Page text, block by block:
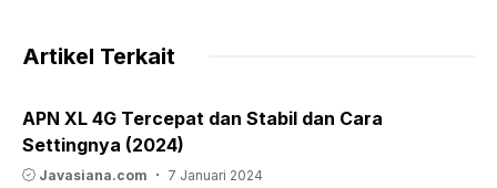
Artikel Terkait
APN XL 4G Tercepat dan Stabil dan Cara
Settingnya (2024)
Javasiana.com 7 Januari 2024